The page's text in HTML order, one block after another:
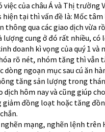
việc của châu Á và Thị
tại thì vấn đề là: Mốc tâm
thông qua các giao dịch vừa
lượng cung ở đó rất nhiều,
doanh kì vọng của quý 1
rõ nét, nhóm tăng thì vẫn
dòng ngoạn mục sau cú ăn
tăng sản lượng trong
dịch hôm nay và cũng giúp
giảm đồng loạt hoặc tăng
mạng, nghẽn lệnh trên